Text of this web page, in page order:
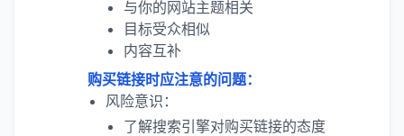
与你的网站主题相关
目标受众相似
内容互补
购买链接时应注意的问题：
风险意识：
了解搜索引擎对购买链接的态度